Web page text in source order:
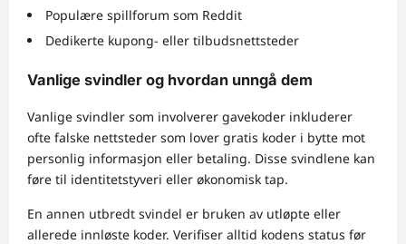
Populære spillforum som Reddit
Dedikerte kupong- eller tilbudsnettsteder
Vanlige svindler og hvordan unngå dem
Vanlige svindler som involverer gavekoder inkluderer
ofte falske nettsteder som lover gratis koder i bytte mot
personlig informasjon eller betaling. Disse svindlene kan
føre til identitetstyveri eller økonomisk tap.
En annen utbredt svindel er bruken av utløpte eller
allerede innløste koder. Verifiser alltid kodens status før